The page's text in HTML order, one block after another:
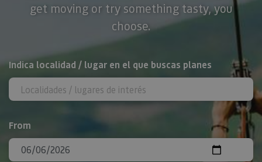
get moving or try something tasty, you
choose.
Search
Indica localidad / lugar en el que buscas planes
From